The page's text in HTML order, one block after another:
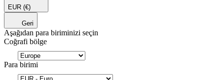
EUR (€)
Geri
Aşağıdan para biriminizi seçin
Coğrafi bölge
Para birimi